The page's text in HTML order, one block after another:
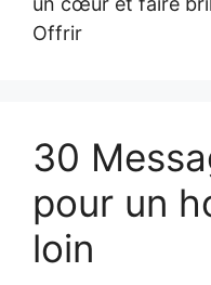
Offrir
30
pour un
loin